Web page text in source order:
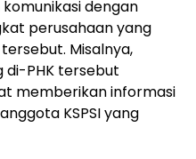
dengan
perusahaan yang
Misalnya,
PHK tersebut
memberikan informasi
KSPSI yang